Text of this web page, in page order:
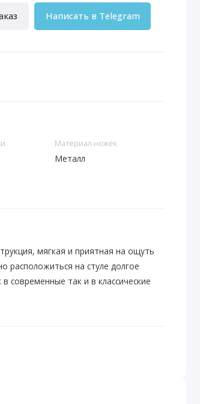
Написать в Telegram
Материал ножек
Металл
мягкая и приятная на ощуть
расположиться на стуле долгое
современные так и в классические